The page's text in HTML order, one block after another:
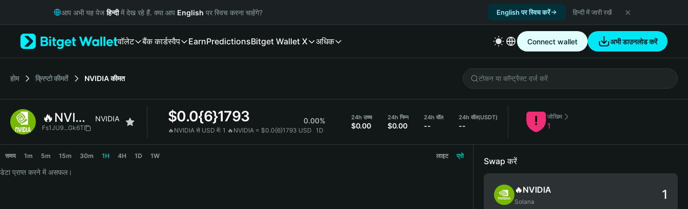
Русский
Italiano
简体中文
繁體中文
Bahasa Indonesia
हिन्दी
आप अभी यह पेजहिन्दीमें देख रहे हैं. क्या आप English पर स्विच करना चाहेंगे? English पर स्विच करें हिन्दी में जारी रखें
वॉलेट बैंक कार्डस्वैप EarnPredictionsBitget Wallet X अधिक Connect wallet अभी डाउनलोड करें
होम क्रिप्टो कीमतें NVIDIAकीमत
🔥NVIDIA NVIDIA
Fs1JU9...Gk6T
$0.0{6}1793 0.00%
🔥NVIDIA से USD में: 1 🔥NVIDIA = $0.0{6}1793 USD 1D
24h उच्च
$0.00
24h निम्न
$0.00
24h वॉल
--
24h वॉल(USDT)
--
जोखिम
1
समय 1m 5m 15m 30m 1H 4H 1D 1W लाइट प्रो
डेटा प्राप्त करने में असफल।
Swap करें
🔥NVIDIA
Solana